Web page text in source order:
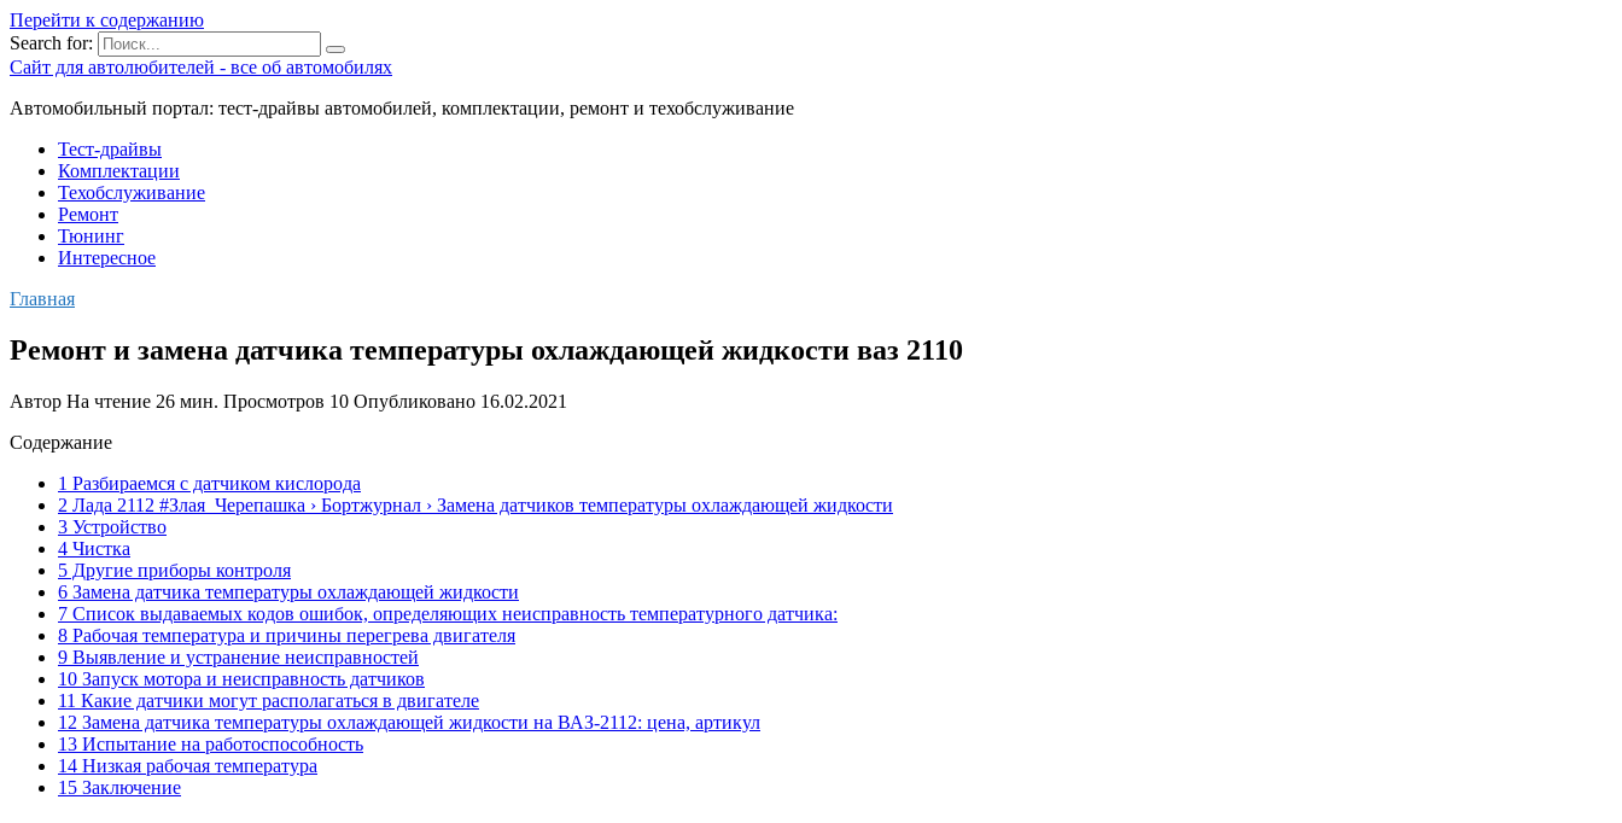
Перейти к содержанию
Search for:
Сайт для автолюбителей - все об автомобилях
Автомобильный портал: тест-драйвы автомобилей, комплектации, ремонт и техобслуживание
Тест-драйвы
Комплектации
Техобслуживание
Ремонт
Тюнинг
Интересное
Главная
Ремонт и замена датчика температуры охлаждающей жидкости ваз 2110
Автор На чтение 26 мин. Просмотров 10 Опубликовано 16.02.2021
Содержание
1 Разбираемся с датчиком кислорода
2 Лада 2112 #Злая_Черепашка › Бортжурнал › Замена датчиков температуры охлаждающей жидкости
3 Устройство
4 Чистка
5 Другие приборы контроля
6 Замена датчика температуры охлаждающей жидкости
7 Список выдаваемых кодов ошибок, определяющих неисправность температурного датчика:
8 Рабочая температура и причины перегрева двигателя
9 Выявление и устранение неисправностей
10 Запуск мотора и неисправность датчиков
11 Какие датчики могут располагаться в двигателе
12 Замена датчика температуры охлаждающей жидкости на ВАЗ-2112: цена, артикул
13 Испытание на работоспособность
14 Низкая рабочая температура
15 Заключение